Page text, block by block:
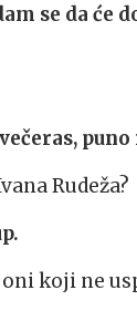
se da će
puno
Rudeža?
oni koji ne